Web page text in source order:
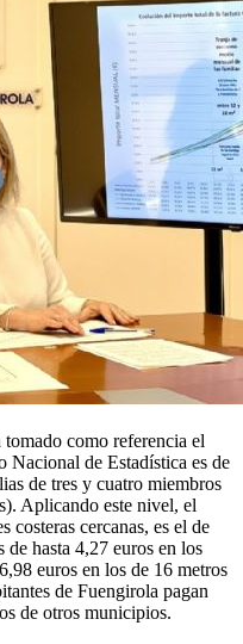
como referencia el
Nacional de Estadística es de
de tres y cuatro miembros
Aplicando este nivel, el
costeras cercanas, es el de
hasta 4,27 euros en los
euros en los de 16 metros
de Fuengirola pagan
de otros municipios.